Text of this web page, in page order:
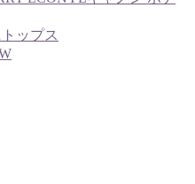
ップス